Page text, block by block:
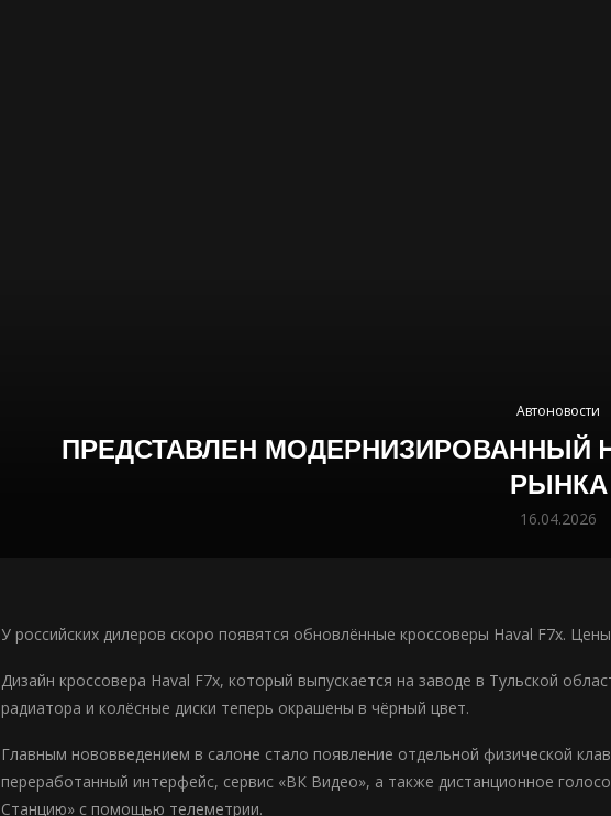
Автоновости
ПРЕДСТАВЛЕН МОДЕРНИЗИРОВАННЫЙ
РЫНКА
16.04.2026
У российских дилеров скоро появятся обновлённые кроссоверы Haval F7x.
Дизайн кроссовера Haval F7x, который выпускается на заводе в Тульской
радиатора и колёсные диски теперь окрашены в чёрный цвет.
Главным нововведением в салоне стало появление отдельной физической
переработанный интерфейс, сервис «ВК Видео», а также дистанционное
Станцию» с помощью телеметрии.